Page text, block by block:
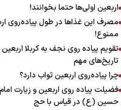
رابطه کارگر و کارفرما
به زوجیت
اینفو برنا/ میزان مالیات بر ارزش
افزوده چقدر است؟
اربعین اولی‌ها حتما بخوانند!
مصرف این غذاها در طول پیاده‌روی
ممنوع!
تاریخ‌های مهم
چرا پیاده‌روی اربعین ثواب دارد؟
فضیلت پیاده روی اربعین و زیارت امام
حسین (ع) در قیاس با حج